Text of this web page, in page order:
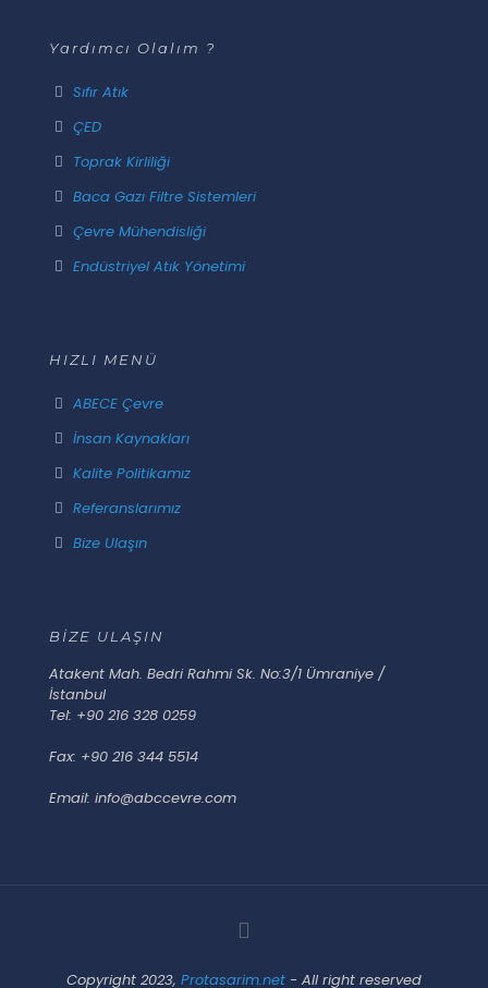
Yardımcı Olalım ?
Sıfır Atık
ÇED
Toprak Kirliliği
Baca Gazı Filtre Sistemleri
Çevre Mühendisliği
Endüstriyel Atık Yönetimi
HIZLI MENÜ
ABECE Çevre
İnsan Kaynakları
Kalite Politikamız
Referanslarımız
Bize Ulaşın
BİZE ULAŞIN
Atakent Mah. Bedri Rahmi Sk. No:3/1 Ümraniye /
İstanbul
Tel: +90 216 328 0259
Fax: +90 216 344 5514
Email: info@abccevre.com
Copyright 2023, Protasarim.net - All right reserved